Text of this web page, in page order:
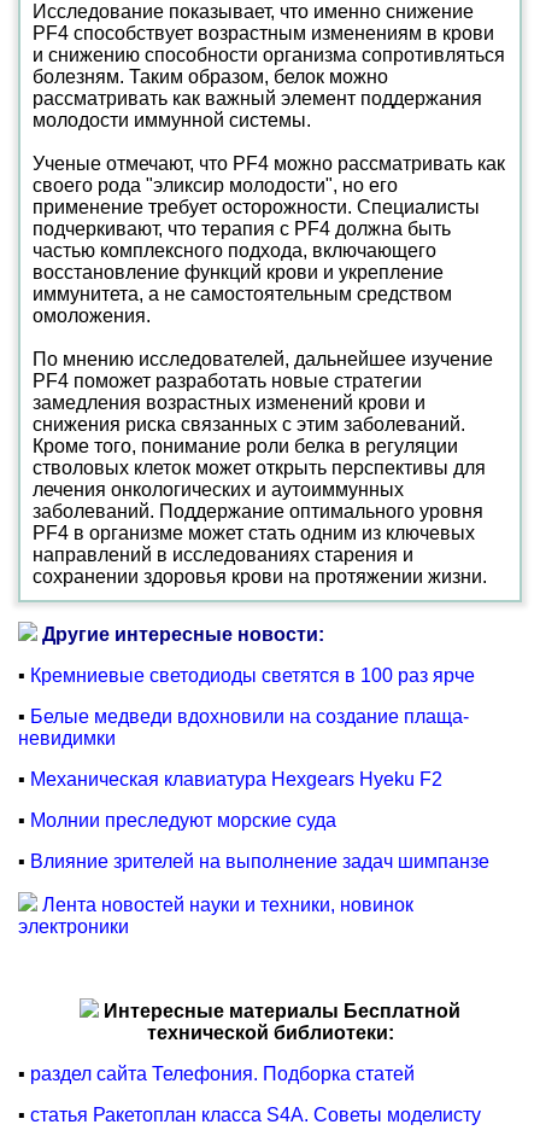
Исследование показывает, что именно снижение
PF4 способствует возрастным изменениям в крови
и снижению способности организма сопротивляться
болезням. Таким образом, белок можно
рассматривать как важный элемент поддержания
молодости иммунной системы.
Ученые отмечают, что PF4 можно рассматривать как
своего рода "эликсир молодости", но его
применение требует осторожности. Специалисты
подчеркивают, что терапия с PF4 должна быть
частью комплексного подхода, включающего
восстановление функций крови и укрепление
иммунитета, а не самостоятельным средством
омоложения.
По мнению исследователей, дальнейшее изучение
PF4 поможет разработать новые стратегии
замедления возрастных изменений крови и
снижения риска связанных с этим заболеваний.
Кроме того, понимание роли белка в регуляции
стволовых клеток может открыть перспективы для
лечения онкологических и аутоиммунных
заболеваний. Поддержание оптимального уровня
PF4 в организме может стать одним из ключевых
направлений в исследованиях старения и
сохранении здоровья крови на протяжении жизни.
Другие интересные новости:
▪ Кремниевые светодиоды светятся в 100 раз ярче
▪ Белые медведи вдохновили на создание плаща-
невидимки
▪ Механическая клавиатура Hexgears Hyeku F2
▪ Молнии преследуют морские суда
▪ Влияние зрителей на выполнение задач шимпанзе
Лента новостей науки и техники, новинок
электроники
Интересные материалы Бесплатной
технической библиотеки:
▪ раздел сайта Телефония. Подборка статей
▪ статья Ракетоплан класса S4А. Советы моделисту